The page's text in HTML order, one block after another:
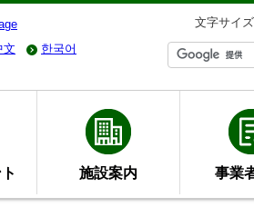
文字サイズ
文 한국어
施設案内 事業